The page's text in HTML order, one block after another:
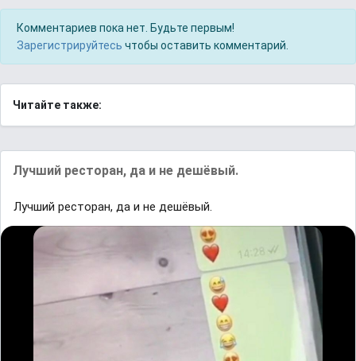
Комментариев пока нет. Будьте первым!
Зарегистрируйтесь чтобы оставить комментарий.
Читайте также:
Лучший ресторан, да и не дешёвый.
Лучший ресторан, да и не дешёвый.